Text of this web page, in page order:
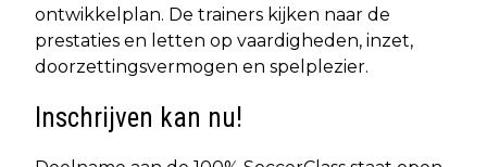
ontwikkelplan. De trainers kijken naar de
prestaties en letten op vaardigheden, inzet,
doorzettingsvermogen en spelplezier.
Inschrijven kan nu!